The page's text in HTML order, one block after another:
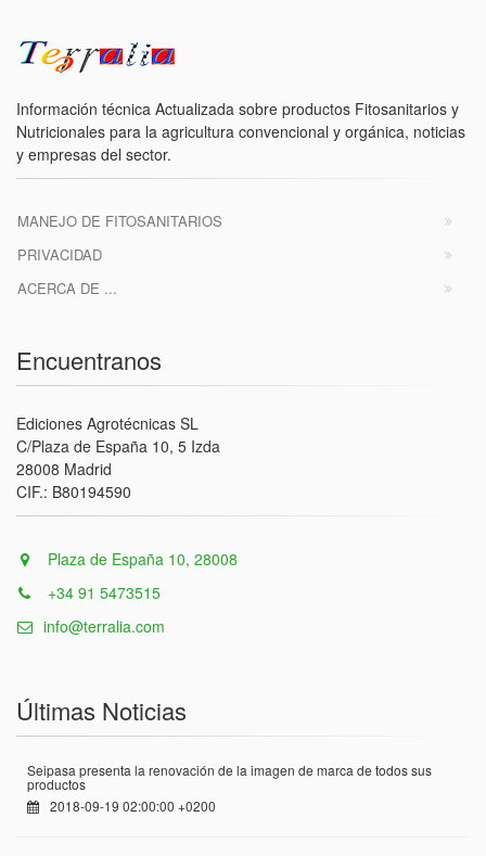
Información técnica Actualizada sobre productos Fitosanitarios y
Nutricionales para la agricultura convencional y orgánica, noticias
y empresas del sector.
MANEJO DE FITOSANITARIOS
PRIVACIDAD
ACERCA DE ...
Encuentranos
Ediciones Agrotécnicas SL
C/Plaza de España 10, 5 Izda
28008 Madrid
CIF.: B80194590
Plaza de España 10, 28008
+34 91 5473515
info@terralia.com
Últimas Noticias
Seipasa presenta la renovación de la imagen de marca de todos sus
productos
2018-09-19 02:00:00 +0200